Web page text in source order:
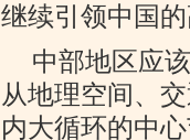
继续引领中国
中部地区应
从地理空间、
内大循环的中